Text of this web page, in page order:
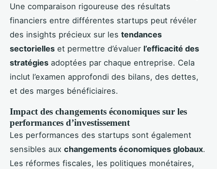
Une comparaison rigoureuse des résultats
financiers entre différentes startups peut révéler
des insights précieux sur les tendances
sectorielles et permettre d’évaluer l’efficacité des
stratégies adoptées par chaque entreprise. Cela
inclut l’examen approfondi des bilans, des dettes,
et des marges bénéficiaires.
Impact des changements économiques sur les
performances d’investissement
Les performances des startups sont également
sensibles aux changements économiques globaux.
Les réformes fiscales, les politiques monétaires,